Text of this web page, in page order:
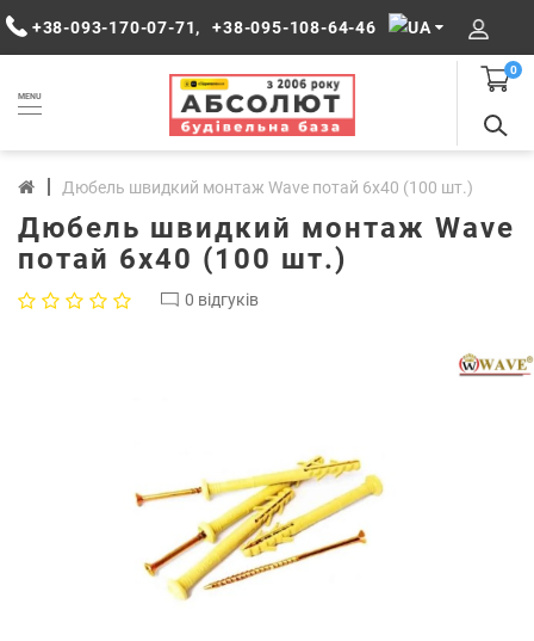
+38-093-170-07-71, +38-095-108-64-46
MENU
0
Дюбель швидкий монтаж Wave потай 6х40 (100 шт.)
Дюбель швидкий монтаж Wave
потай 6х40 (100 шт.)
0 відгуків